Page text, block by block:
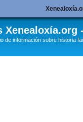
Xenealoxía.org
de información sobre historia